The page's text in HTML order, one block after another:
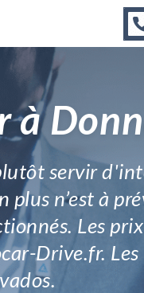
à
servir
n’est à
Les
Drive.fr.